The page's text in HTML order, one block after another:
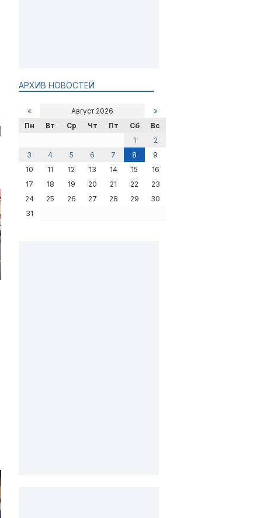
АРХИВ НОВОСТЕЙ
« Август 2026
»
Пн
Вт Ср Чт Пт Сб
Вс
1
2
3
4 5 6 7 8
9
10
11 12 13 14 15
16
17
18 19 20 21 22
23
24
25 26 27 28 29
30
31